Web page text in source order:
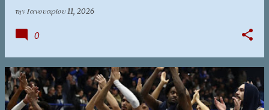
την Ιανουαρίου 11, 2026
0